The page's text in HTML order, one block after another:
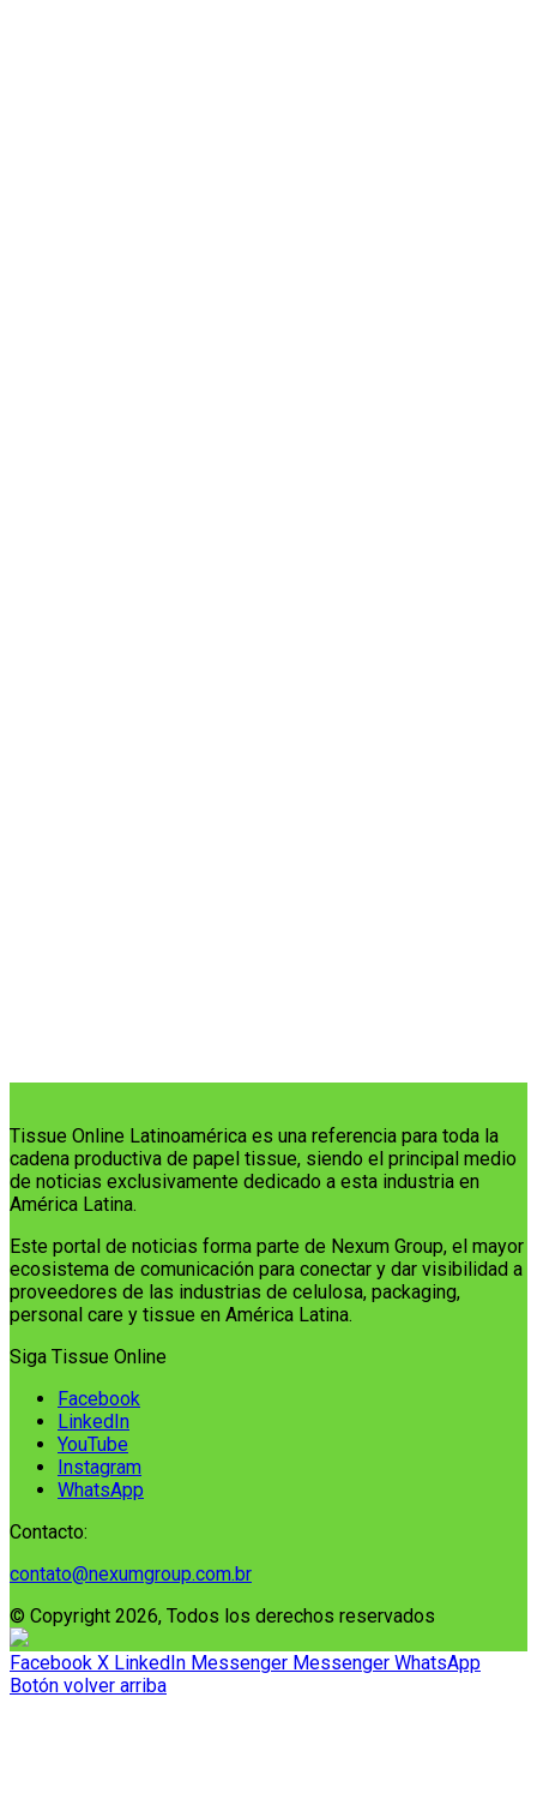
Tissue Online Latinoamérica es una referencia para toda la
cadena productiva de papel tissue, siendo el principal medio
de noticias exclusivamente dedicado a esta industria en
América Latina.
Este portal de noticias forma parte de Nexum Group, el mayor
ecosistema de comunicación para conectar y dar visibilidad a
proveedores de las industrias de celulosa, packaging,
personal care y tissue en América Latina.
Siga Tissue Online
Facebook
LinkedIn
YouTube
Instagram
WhatsApp
Contacto:
contato@nexumgroup.com.br
© Copyright 2026, Todos los derechos reservados
Facebook X LinkedIn Messenger Messenger WhatsApp
Botón volver arriba